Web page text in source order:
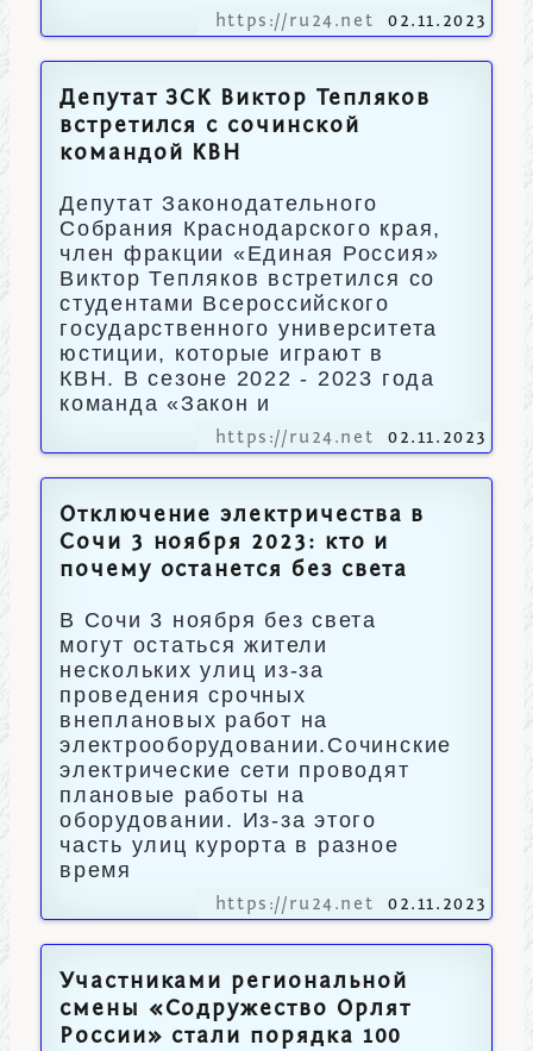
https://ru24.net 02.11.2023
Депутат ЗСК Виктор Тепляков
встретился с сочинской
командой КВН
Депутат Законодательного
Собрания Краснодарского края,
член фракции «Единая Россия»
Виктор Тепляков встретился со
студентами Всероссийского
государственного университета
юстиции, которые играют в
КВН. В сезоне 2022 - 2023 года
команда «Закон и
https://ru24.net 02.11.2023
Отключение электричества в
Сочи 3 ноября 2023: кто и
почему останется без света
В Сочи 3 ноября без света
могут остаться жители
нескольких улиц из-за
проведения срочных
внеплановых работ на
электрооборудовании.Сочинские
электрические сети проводят
плановые работы на
оборудовании. Из-за этого
часть улиц курорта в разное
время
https://ru24.net 02.11.2023
Участниками региональной
смены «Содружество Орлят
России» стали порядка 100